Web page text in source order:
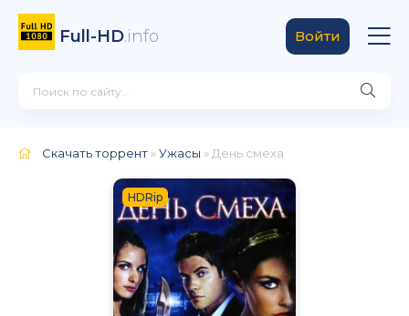
Full-HD.info Войти
Скачать торрент »Ужасы » День смеха
HDRip